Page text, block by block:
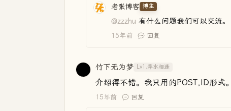
老张博客 博主
@zzzhu 有什么问题我们可以交流。
15年前 回复
竹下无为梦 Lv1.萍水相逢
介绍得不错。我只用的POST,ID形式
15年前 回复